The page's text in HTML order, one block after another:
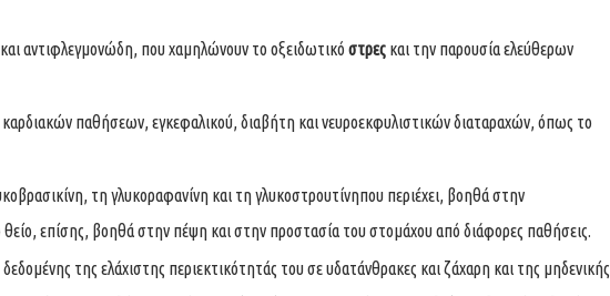
και αντιφλεγμονώδη, που χαμηλώνουν το οξειδωτικό στρες και την παρουσία ελεύθερων
παθήσεων, εγκεφαλικού, διαβήτη και νευροεκφυλιστικών διαταραχών, όπως το
τη γλυκοραφανίνη και τη γλυκοστρουτίνηπου περιέχει, βοηθά στην
επίσης, βοηθά στην πέψη και στην προστασία του στομάχου από διάφορες παθήσεις.
της ελάχιστης περιεκτικότητάς του σε υδατάνθρακες και ζάχαρη και της μηδενικής